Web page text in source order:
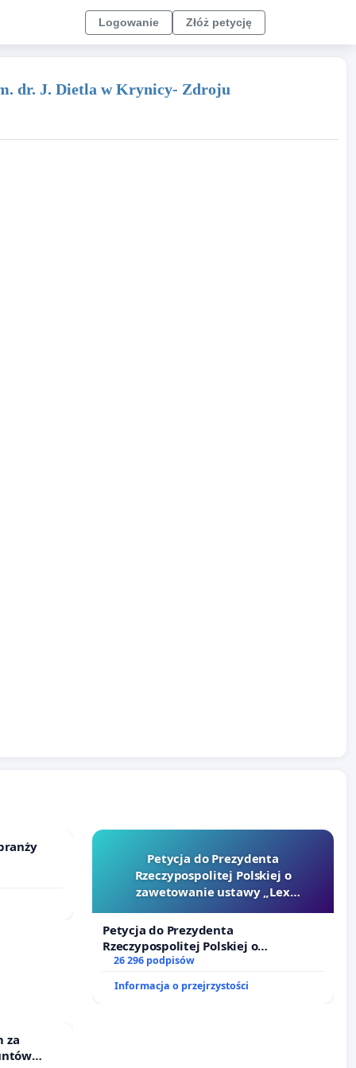
Logowanie Złóż petycję
dr. J. Dietla w Krynicy- Zdroju
Petycja do Prezydenta
Rzeczypospolitej Polskiej o
zawetowanie ustawy „Lex
Petycja do Prezydenta
Rzeczypospolitej Polskiej o
zawetowanie ustawy „Lex Szarlatan”
26 296 podpisów
Informacja o przejrzystości
za